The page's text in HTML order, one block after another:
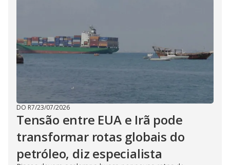
DO R7/23/07/2026
Tensão entre EUA e Irã pode
transformar rotas globais do
petróleo, diz especialista